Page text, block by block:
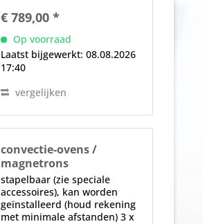
controle combinatiebediening
(draaiknop / elektronisch), LC-
scherm, 4
vermogensniveaus,...
€ 789,00 *
Op voorraad
Laatst bijgewerkt: 08.08.2026
17:40
vergelijken
convectie-ovens /
magnetrons
XPRESS IQ 2 MRX523-230
High Speed
stapelbaar (zie speciale
accessoires), kan worden
geïnstalleerd (houd rekening
met minimale afstanden) 3 x